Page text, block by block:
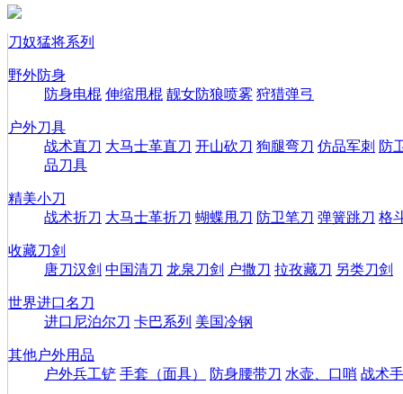
刀奴猛将系列
野外防身
防身电棍 伸缩甩棍 靓女防狼喷雾 狩猎弹弓
户外刀具
战术直刀 大马士革直刀 开山砍刀 狗腿弯刀 仿品军刺 防
品刀具
精美小刀
战术折刀 大马士革折刀 蝴蝶甩刀 防卫笔刀 弹簧跳刀 格
收藏刀剑
唐刀汉剑 中国清刀 龙泉刀剑 户撒刀 拉孜藏刀 另类刀剑
世界进口名刀
进口尼泊尔刀 卡巴系列 美国冷钢
其他户外用品
户外兵工铲 手套（面具） 防身腰带刀 水壶、口哨 战术